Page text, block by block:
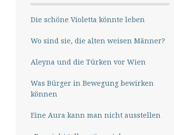
Die schöne Violetta könnte leben
Wo sind sie, die alten weisen Männer?
Aleyna und die Türken vor Wien
Was Bürger in Bewegung bewirken
können
Eine Aura kann man nicht ausstellen